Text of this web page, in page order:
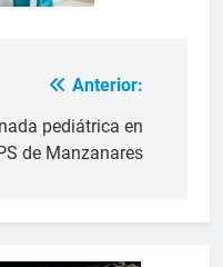
Anterior:
pediátrica en
de Manzanares